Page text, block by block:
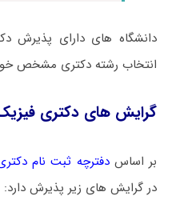
دانشگاه های دارای پذیرش
انتخاب رشته دکتری مشخص
گرایش های دکتری
بر اساسدفترچه ثبت نام
در گرایش های زیر پذیرش دارد: